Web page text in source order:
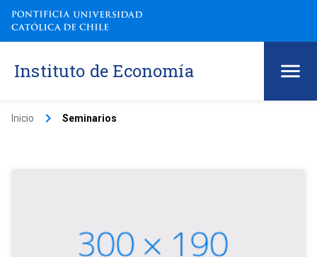
Instituto de Economía
Inicio keyboard_arrow_right Seminarios